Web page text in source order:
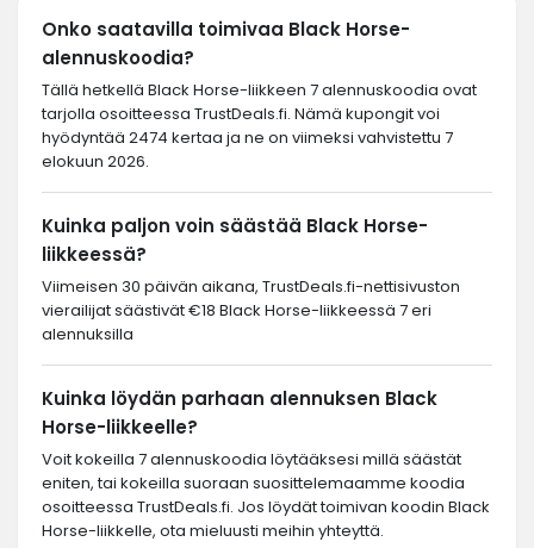
Onko saatavilla toimivaa Black Horse-
alennuskoodia?
Tällä hetkellä Black Horse-liikkeen 7 alennuskoodia ovat
tarjolla osoitteessa TrustDeals.fi. Nämä kupongit voi
hyödyntää 2474 kertaa ja ne on viimeksi vahvistettu 7
elokuun 2026.
Kuinka paljon voin säästää Black Horse-
liikkeessä?
Viimeisen 30 päivän aikana, TrustDeals.fi-nettisivuston
vierailijat säästivät €18 Black Horse-liikkeessä 7 eri
alennuksilla
Kuinka löydän parhaan alennuksen Black
Horse-liikkeelle?
Voit kokeilla 7 alennuskoodia löytääksesi millä säästät
eniten, tai kokeilla suoraan suosittelemaamme koodia
osoitteessa TrustDeals.fi. Jos löydät toimivan koodin Black
Horse-liikkelle, ota mieluusti meihin yhteyttä.